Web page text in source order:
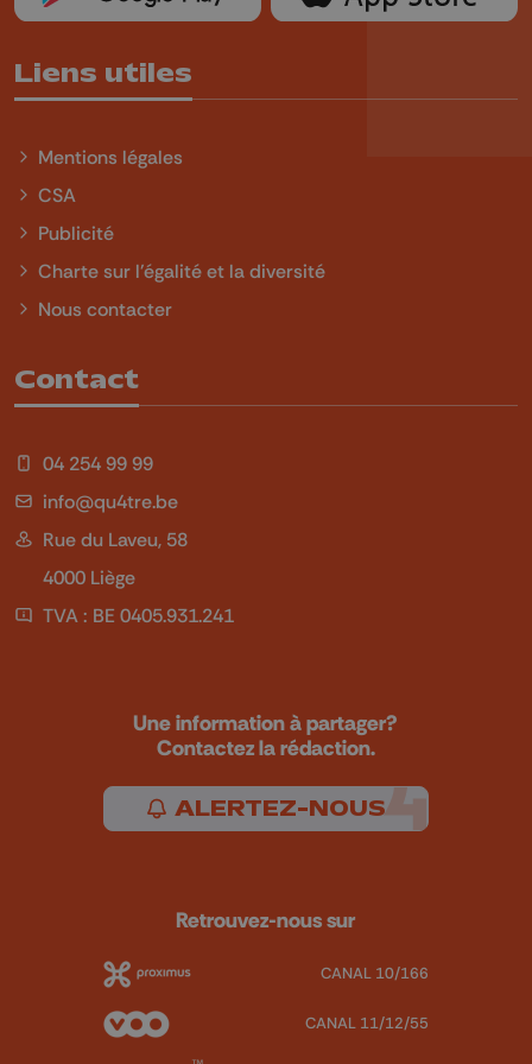
Liens utiles
Mentions légales
CSA
Publicité
Charte sur l'égalité et la diversité
Nous contacter
Contact
04 254 99 99
info@qu4tre.be
Rue du Laveu, 58
4000 Liège
TVA : BE 0405.931.241
Une information à partager?
Contactez la rédaction.
ALERTEZ-NOUS
Retrouvez-nous sur
CANAL 10/166
CANAL 11/12/55